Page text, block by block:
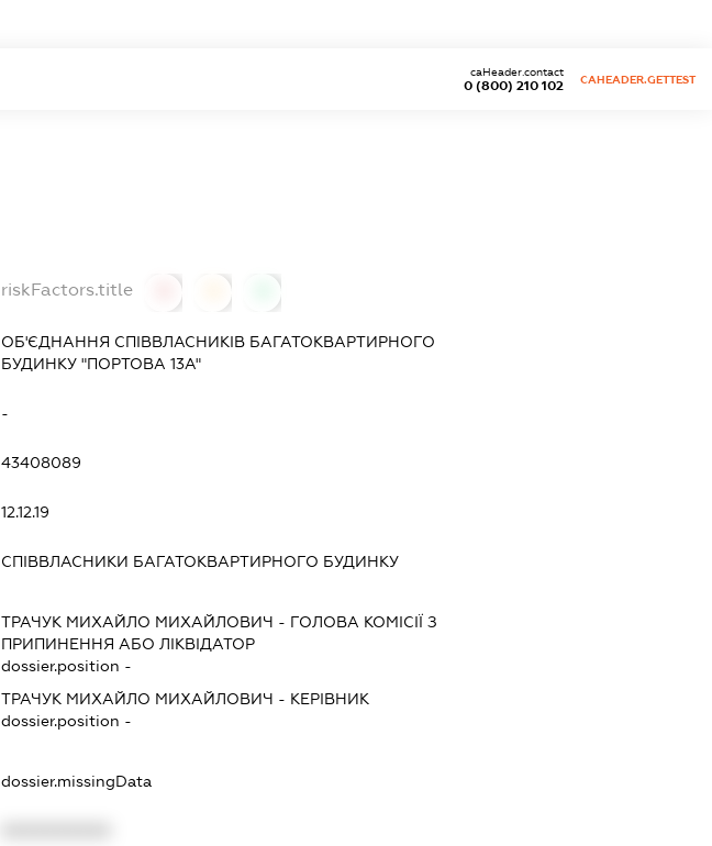
0 (800) 210 102
caHeader.contact
CAHEADER.GETTEST
riskFactors.title
ОБ'ЄДНАННЯ СПІВВЛАСНИКІВ БАГАТОКВАРТИРНОГО
БУДИНКУ "ПОРТОВА 13А"
-
43408089
12.12.19
СПІВВЛАСНИКИ БАГАТОКВАРТИРНОГО БУДИНКУ
ТРАЧУК МИХАЙЛО МИХАЙЛОВИЧ - ГОЛОВА КОМІСІЇ З
ПРИПИНЕННЯ АБО ЛІКВІДАТОР
dossier.position -
ТРАЧУК МИХАЙЛО МИХАЙЛОВИЧ - КЕРІВНИК
dossier.position -
dossier.missingData